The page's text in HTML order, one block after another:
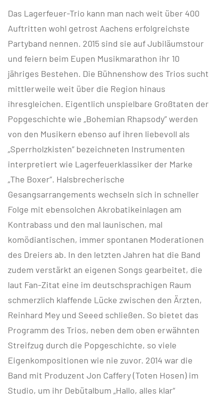
Das Lagerfeuer-Trio kann man nach weit über 400
Auftritten wohl getrost Aachens erfolgreichste
Partyband nennen. 2015 sind sie auf Jubiläumstour
und feiern beim Eupen Musikmarathon ihr 10
jähriges Bestehen. Die Bühnenshow des Trios sucht
mittlerweile weit über die Region hinaus
ihresgleichen. Eigentlich unspielbare Großtaten der
Popgeschichte wie „Bohemian Rhapsody” werden
von den Musikern ebenso auf ihren liebevoll als
„Sperrholzkisten” bezeichneten Instrumenten
interpretiert wie Lagerfeuerklassiker der Marke
„The Boxer”. Halsbrecherische
Gesangsarrangements wechseln sich in schneller
Folge mit ebensolchen Akrobatikeinlagen am
Kontrabass und den mal launischen, mal
komödiantischen, immer spontanen Moderationen
des Dreiers ab. In den letzten Jahren hat die Band
zudem verstärkt an eigenen Songs gearbeitet, die
laut Fan-Zitat eine im deutschsprachigen Raum
schmerzlich klaffende Lücke zwischen den Ärzten,
Reinhard Mey und Seeed schließen. So bietet das
Programm des Trios, neben dem oben erwähnten
Streifzug durch die Popgeschichte, so viele
Eigenkompositionen wie nie zuvor. 2014 war die
Band mit Produzent Jon Caffery (Toten Hosen) im
Studio, um ihr Debütalbum „Hallo, alles klar“